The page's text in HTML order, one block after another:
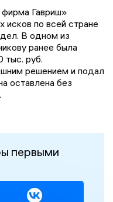
Гавриш»
исков по всей стране
В одном из
ранее была
тыс. руб.
решением и подал
оставлена без
первыми